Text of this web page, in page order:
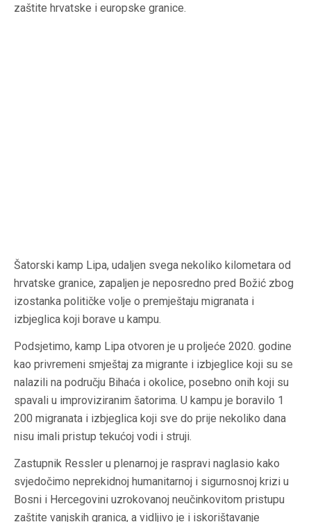
zaštite hrvatske i europske granice.
Šatorski kamp Lipa, udaljen svega nekoliko kilometara od
hrvatske granice, zapaljen je neposredno pred Božić zbog
izostanka političke volje o premještaju migranata i
izbjeglica koji borave u kampu.
Podsjetimo, kamp Lipa otvoren je u proljeće 2020. godine
kao privremeni smještaj za migrante i izbjeglice koji su se
nalazili na području Bihaća i okolice, posebno onih koji su
spavali u improviziranim šatorima. U kampu je boravilo 1
200 migranata i izbjeglica koji sve do prije nekoliko dana
nisu imali pristup tekućoj vodi i struji.
Zastupnik Ressler u plenarnoj je raspravi naglasio kako
svjedočimo neprekidnoj humanitarnoj i sigurnosnoj krizi u
Bosni i Hercegovini uzrokovanoj neučinkovitom pristupu
zaštite vanjskih granica, a vidljivo je i iskorištavanje